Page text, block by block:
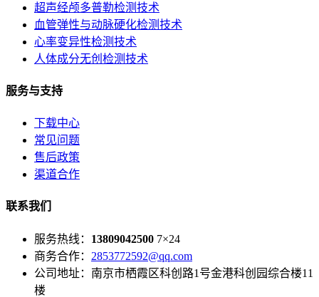
超声经颅多普勒检测技术
血管弹性与动脉硬化检测技术
心率变异性检测技术
人体成分无创检测技术
服务与支持
下载中心
常见问题
售后政策
渠道合作
联系我们
服务热线： 13809042500 7×24
商务合作： 2853772592@qq.com
公司地址：南京市栖霞区科创路1号金港科创园综合楼11
楼